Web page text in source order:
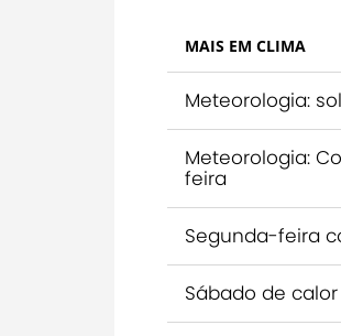
MAIS EM CLIMA
Meteorologia:
Meteorologia:
feira
Segunda-feira
Sábado de